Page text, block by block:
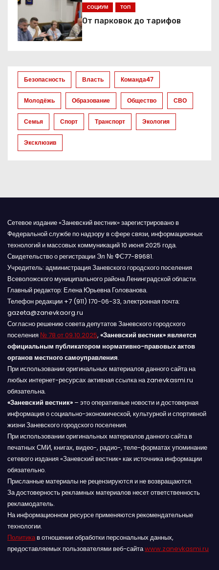
я
п
з
а
п
и
с
м
СОЦИУМ ТОП
От парковок до тарифов
Безопасность Власть Команда47
Молодёжь Образование Общество СВО
Семья Спорт Транспорт Экология
Эксклюзив
Сетевое издание «Заневский вестник» зарегистрировано в
Федеральной службе по надзору в сфере связи, информационных
технологий и массовых коммуникаций 10 июня 2025 года.
Свидетельство о регистрации Эл № ФС77-89681.
Учредитель: администрация Заневского городского поселения
Всеволожского муниципального района Ленинградской области.
Главный редактор: Елена Юрьевна Голованова.
Телефон редакции +7 (911) 170-06-33, электронная почта:
gazeta@zanevkaorg.ru
Согласно решению совета депутатов Заневского городского
поселения № 78 от 09.10.2025, «Заневский вестник» является
официальным публикатором нормативно-правовых актов
органов местного самоуправления.
При использовании оригинальных материалов данного сайта на
любых интернет-ресурсах активная ссылка на zanevkasmi.ru
обязательна.
«Заневский вестник» – это оперативные новости и достоверная
информация о социально-экономической, культурной и спортивной
жизни Заневского городского поселения.
При использовании оригинальных материалов данного сайта в
печатных СМИ, книгах, видео-, радио-, теле-форматах упоминание
сетевого издания «Заневский вестник» как источника информации
обязательно.
Присланные материалы не рецензируются и не возвращаются.
За достоверность рекламных материалов несет ответственность
рекламодатель.
На информационном ресурсе применяются рекомендательные
технологии.
Политикав отношении обработки персональных данных,
предоставляемых пользователями веб-сайтаwww.zanevkasmi.ru